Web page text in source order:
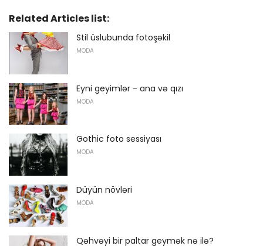
Related Articles list:
Stil üslubunda fotoşəkil
MODA
Eyni geyimlər - ana və qızı
MODA
Gothic foto sessiyası
MODA
Düyün növləri
MODA
Qəhvəyi bir paltar geymək nə ilə?